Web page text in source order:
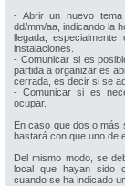
- Abrir un nuevo
dd/mm/aa, indicando la
llegada,
instalaciones.
- Comunicar si es
partida a organizar es
cerrada, es decir si se
- Comunicar si es
ocupar.
En caso que dos o más
bastará con que uno de
Del mismo modo, se
local que hayan sido
cuando se ha indicado